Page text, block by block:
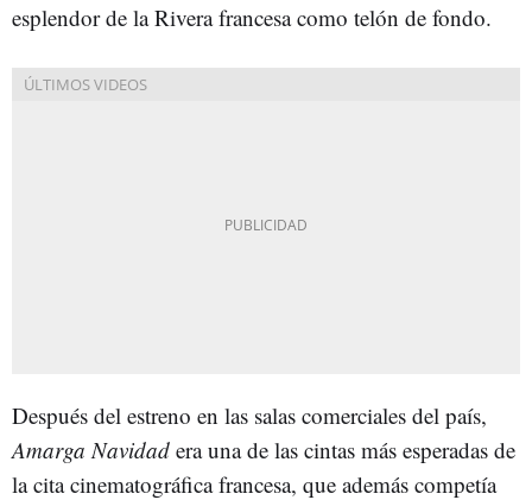
esplendor de la Rivera francesa como telón de fondo.
Después del estreno en las salas comerciales del país,
Amarga Navidad era una de las cintas más esperadas de
la cita cinematográfica francesa, que además competía